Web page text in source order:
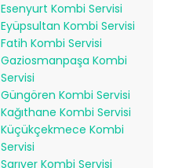
Esenyurt Kombi Servisi
Eyüpsultan Kombi Servisi
Fatih Kombi Servisi
Gaziosmanpaşa Kombi
Servisi
Güngören Kombi Servisi
Kağıthane Kombi Servisi
Küçükçekmece Kombi
Servisi
Sarıyer Kombi Servisi